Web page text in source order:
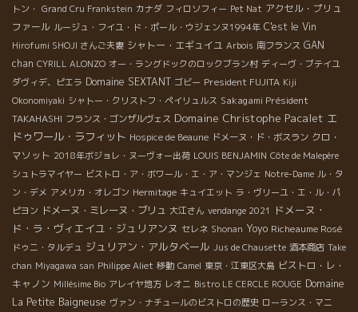
トン・ Grand Cru Frankstein カナダ フィロソフィー Pet Nat アクセル・プリュ
ファール ルージュ・フイユ・ド・ポール・ウジェンヌ1994年 C'est le Vin
Hirofumi SHOJI さんご夫妻 シャトー・エギュイユ Arbois 南フランス GAN
chan CYRILL ALONZO オー・ラングドックのロックブラン村 ディーヴ・ブテイユ
ダヴィデ、ピエラ Domaine SEXTANT ゴビー President FUJITA Kiji
Okonomiyaki シャトー・クリストフ・ペイリュルス Sakagami Président
TAKAHASHI フランス・ゴンザルヴェス Domaine Christophe Pacalet エ
ドゥワール・ラフィット Hospice de Beaune ドメーヌ・ド・ボスラン クロ・
マソット 2018年ボジョレ・ヌーヴォー出荷 LOUIS BENJAMIN Côte de Malepère
シュトラマイヤー ビストロ・ア・ボワール・エ・ア・マンジェ Notre-Dame ル・タ
ン・デメ アメリカ・オレゴン Hermitage キュイエット ラ・ヴリーユ・エ・ル・パ
ピヨン ドメーヌ・ミレーヌ・ブリュ 大江さん vendange 2021
ドメーヌ・
ド・ラ・ヴィエイユ・ジュリアンヌ セレネ Shonan Yoyo Richeaume Rosé
ドゥニ・タルデュ ジュリアン・アルタベール Jus de Chausette 酒本商店 Take
chan Miyagawa san Philippe Aliet 移動 Camel 東京・江東区大島 ビストロ・レ・
キャノン Millésime Bio アレイヤ地方 レオニ Bistro LE CERCLE ROUGE Domaine
La Petite Baigneuse ヴァン・ナチュールのビストロの歴史 ローランス・マニ